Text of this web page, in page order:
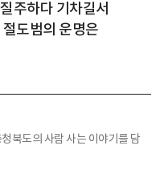
주하다 기차길서
도범의 운명은
북도의 사람 사는 이야기를 담